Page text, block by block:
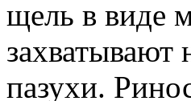
щель в виде
пазухи.